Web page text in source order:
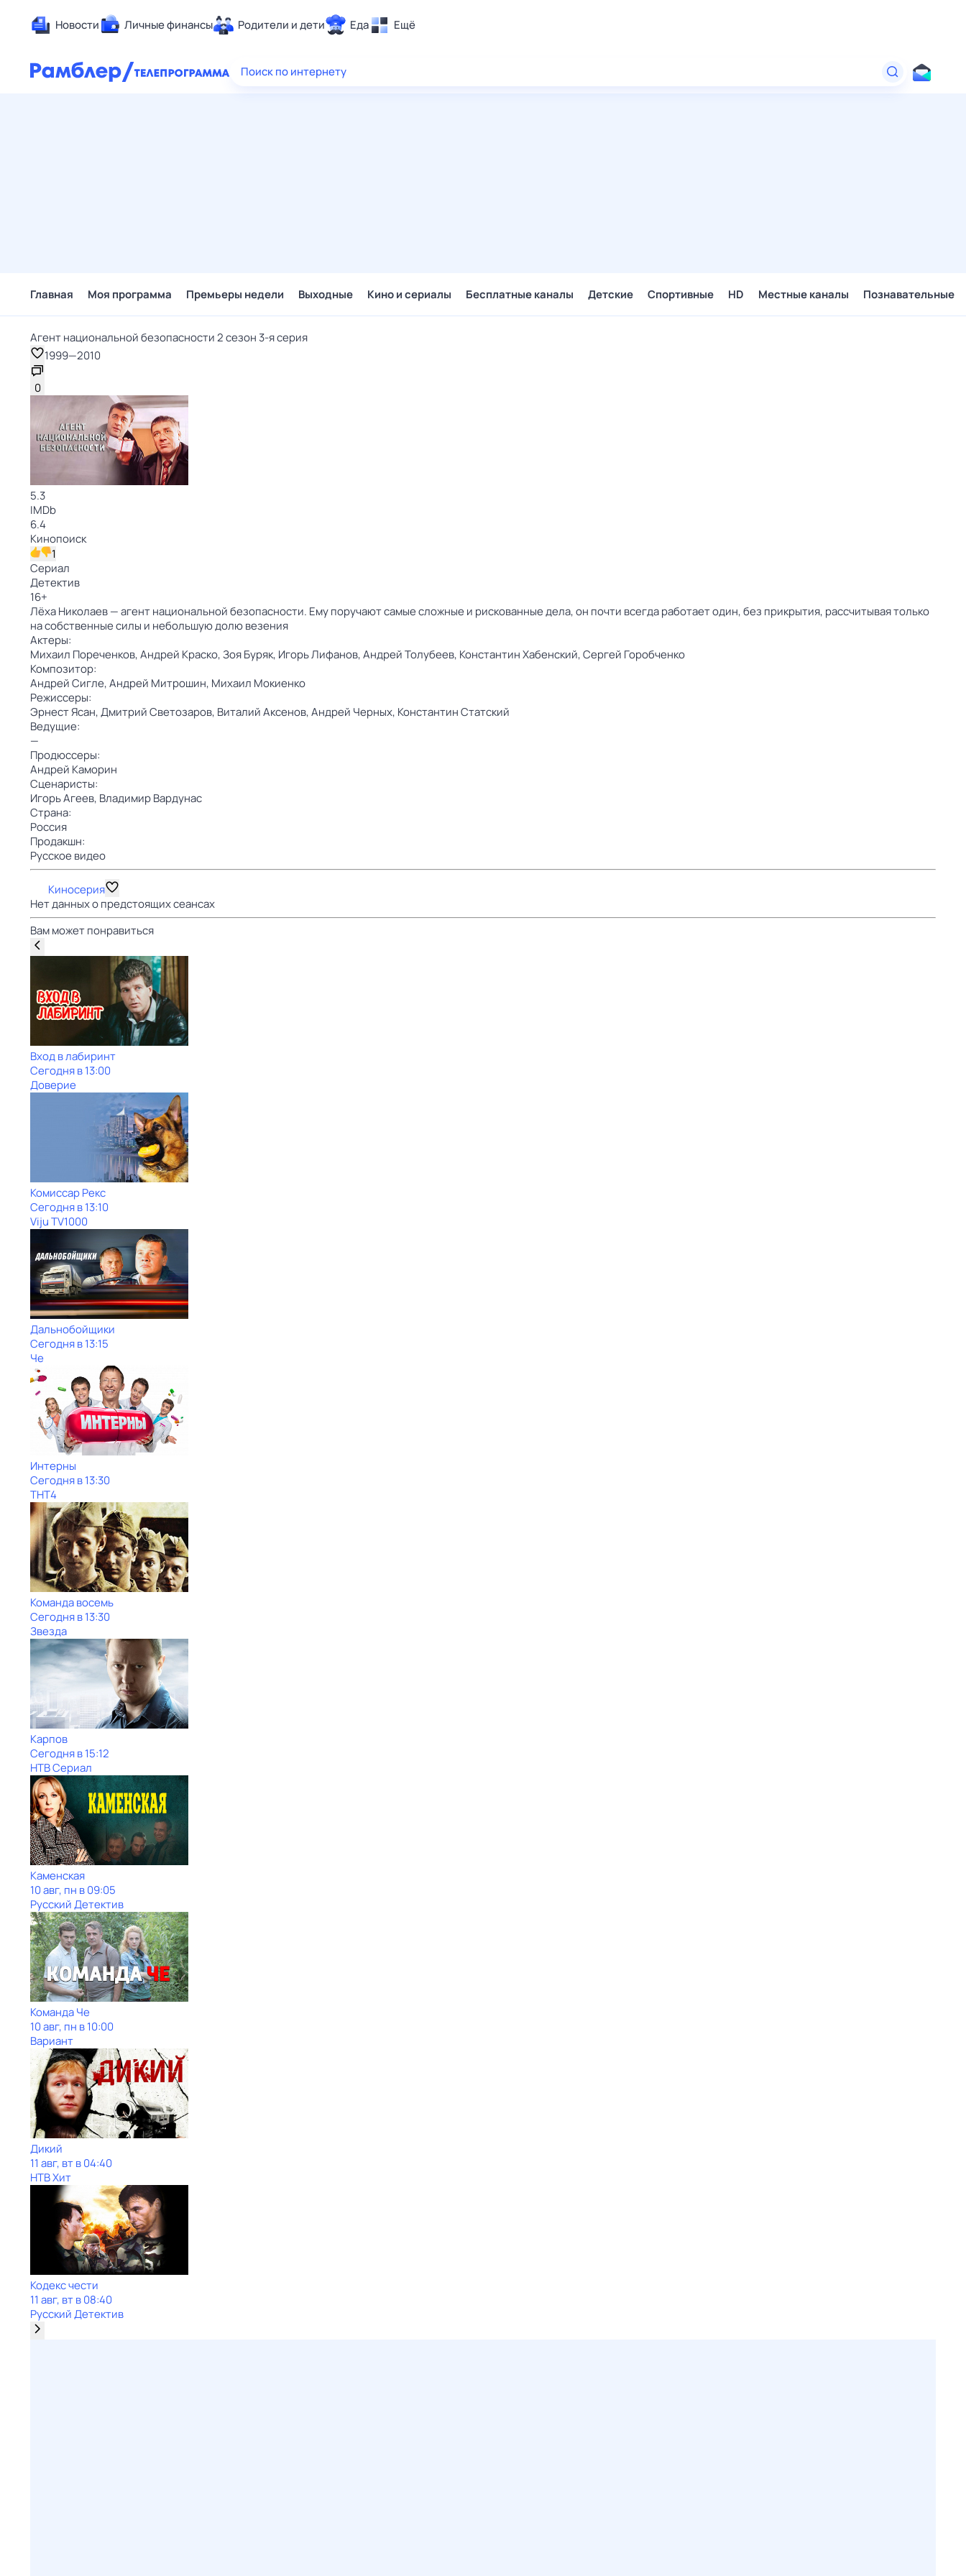
Новости Личные финансы Родители и дети Еда Ещё
Здоровье
Поиск по интернету
Главная Моя программа Премьеры недели Выходные Кино и сериалы Бесплатные каналы Детские Спортивные HD Местные каналы Познавательные
Агент национальной безопасности 2 сезон 3-я серия
1999—2010
0
5.3
IMDb
6.4
Кинопоиск
1
Сериал
Детектив
16+
Лёха Николаев — агент национальной безопасности. Ему поручают самые сложные и рискованные дела, он почти всегда работает один, без прикрытия, рассчитывая только
на собственные силы и небольшую долю везения
Актеры:
Михаил Пореченков,Андрей Краско,Зоя Буряк, Игорь Лифанов,Андрей Толубеев, Константин Хабенский,Сергей Горобченко
Композитор:
Андрей Сигле,Андрей Митрошин, Михаил Мокиенко
Режиссеры:
Эрнест Ясан,Дмитрий Светозаров, Виталий Аксенов,Андрей Черных, Константин Статский
Ведущие:
—
Продюссеры:
Андрей Каморин
Сценаристы:
Игорь Агеев, Владимир Вардунас
Страна:
Россия
Продакшн:
Русское видео
Киносерия
Нет данных о предстоящих сеансах
Вам может понравиться
Вход в лабиринт
Сегодня в 13:00
Доверие
Комиссар Рекс
Сегодня в 13:10
Viju TV1000
Дальнобойщики
Сегодня в 13:15
Че
Интерны
Сегодня в 13:30
ТНТ4
Команда восемь
Сегодня в 13:30
Звезда
Карпов
Сегодня в 15:12
НТВ Сериал
Каменская
10 авг, пн в 09:05
Русский Детектив
Команда Че
10 авг, пн в 10:00
Вариант
Дикий
11 авг, вт в 04:40
НТВ Хит
Кодекс чести
11 авг, вт в 08:40
Русский Детектив